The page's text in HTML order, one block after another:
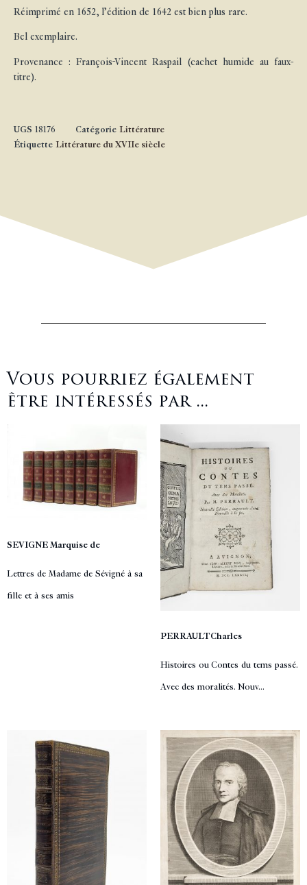
Réimprimé en 1652, l’édition de 1642 est bien plus rare.
Bel exemplaire.
Provenance : François-Vincent Raspail (cachet humide au faux-
titre).
UGS 18176 Catégorie Littérature
Étiquette Littérature du XVIIe siècle
Vous pourriez également
être intéressés par ...
SEVIGNE Marquise de
Lettres de Madame de Sévigné à sa
fille et à ses amis
PERRAULT Charles
Histoires ou Contes du tems passé.
Avec des moralités. Nouv...